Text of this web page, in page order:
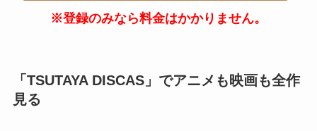
※登録のみなら料金はかかりません。
「TSUTAYA DISCAS」でアニメも映画も全作
見る